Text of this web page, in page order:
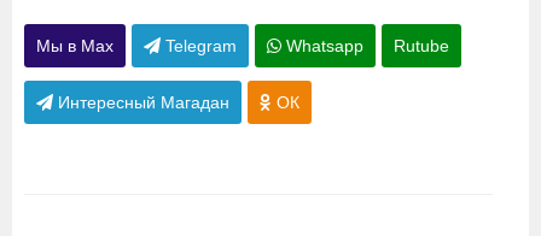
Мы в Max Telegram Whatsapp Rutube
Интересный Магадан ОК